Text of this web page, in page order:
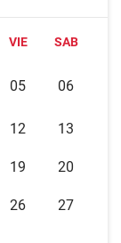
VIE SAB
05 06
12 13
19 20
26 27